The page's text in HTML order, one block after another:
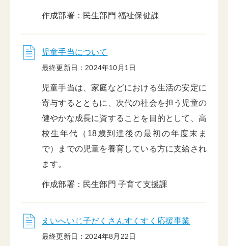
作成部署：民生部門 福祉保健課
児童手当について
最終更新日：2024年10月1日
児童手当は、家庭などにおける生活の安定に
寄与するとともに、次代の社会を担う児童の
健やかな成長に資することを目的として、高
校生年代（18歳到達後の最初の年度末ま
で）までの児童を養育している方に支給され
ます。
作成部署：民生部門 子育て支援課
えいへいじ子だくさんすくすく応援事業
最終更新日：2024年8月22日